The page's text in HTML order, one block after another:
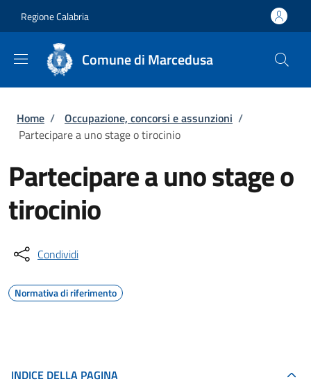
Regione Calabria
Comune di Marcedusa
Briciole di pane
Home / Occupazione, concorsi e assunzioni /
Partecipare a uno stage o tirocinio
Partecipare a uno stage o
tirocinio
Condividi
Normativa di riferimento
INDICE DELLA PAGINA